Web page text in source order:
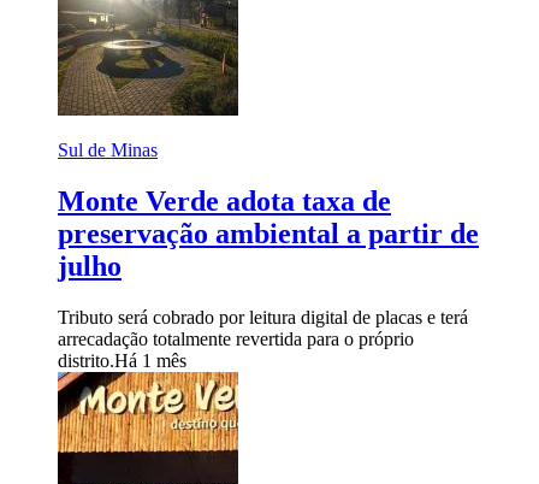
Sul de Minas
Monte Verde adota taxa de
preservação ambiental a partir de
julho
Tributo será cobrado por leitura digital de placas e terá
arrecadação totalmente revertida para o próprio
distrito.Há 1 mês